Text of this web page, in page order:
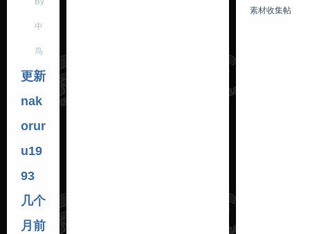
中
鸟
更新
nak
orur
u19
93
几个
月前
素材收集帖